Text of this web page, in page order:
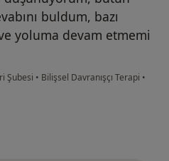
buldum, bazı
yoluma devam etmemi
Şubesi • Bilişsel Davranışçı Terapi •